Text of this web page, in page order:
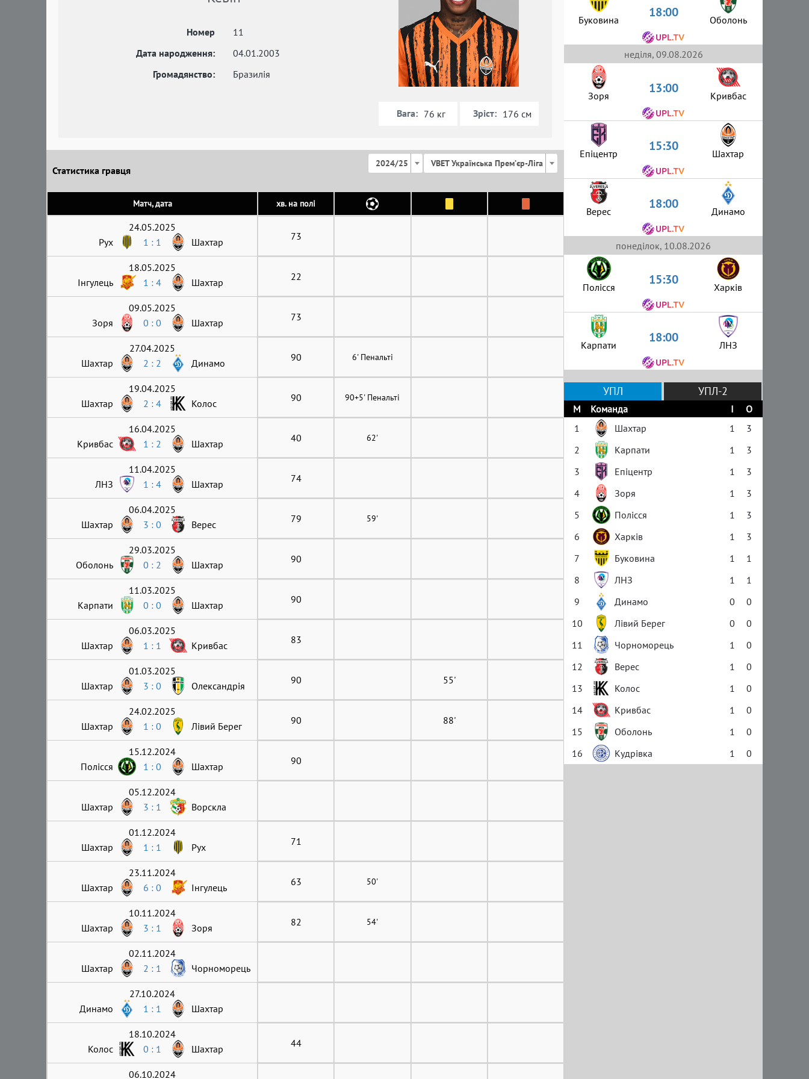
Номер
11
Дата народження:
04.01.2003
Громадянство:
Бразилія
Вага: 76 кг Зріст: 176 см
Статистика гравця
2024/25 VBET Українська Премʼєр-Ліга
Матч, дата хв. на полі
24.05.2025
Рух
1 : 1 Шахтар 73
18.05.2025
Інгулець
1 : 4 Шахтар 22
09.05.2025
Зоря
0 : 0 Шахтар 73
27.04.2025
Шахтар
2 : 2 Динамо 90 6' Пенальті
19.04.2025
Шахтар
2 : 4 Колос 90 90+5' Пенальті
16.04.2025
Кривбас
1 : 2 Шахтар 40 62'
11.04.2025
ЛНЗ
1 : 4 Шахтар 74
06.04.2025
Шахтар
3 : 0 Верес 79 59'
29.03.2025
Оболонь
0 : 2 Шахтар 90
11.03.2025
Карпати
0 : 0 Шахтар 90
06.03.2025
Шахтар
1 : 1 Кривбас 83
01.03.2025
Шахтар
3 : 0 Олександрія 90 55'
24.02.2025
Шахтар
1 : 0 Лівий Берег 90 88'
15.12.2024
Полісся
1 : 0 Шахтар 90
05.12.2024
Шахтар
3 : 1 Ворскла
01.12.2024
Шахтар
1 : 1 Рух 71
23.11.2024
Шахтар
6 : 0 Інгулець 63 50'
10.11.2024
Шахтар
3 : 1 Зоря 82 54'
02.11.2024
Шахтар
2 : 1 Чорноморець
27.10.2024
Динамо
1 : 1 Шахтар
18.10.2024
Колос
0 : 1 Шахтар 44
06.10.2024
Буковина 18:00 Оболонь
неділя, 09.08.2026
Зоря 13:00 Кривбас
Епіцентр 15:30 Шахтар
Верес 18:00 Динамо
понеділок, 10.08.2026
Полісся 15:30 Харків
Карпати 18:00 ЛНЗ
УПЛ УПЛ-2
М Команда І
О
1
Шахтар 1
3
2
Карпати 1
3
3
Епіцентр 1
3
4
Зоря 1
3
5
Полісся 1
3
6
Харків 1
3
7
Буковина 1
1
8
ЛНЗ 1
1
9
Динамо 0
0
10
Лівий Берег 0
0
11
Чорноморець 1
0
12
Верес 1
0
13
Колос 1
0
14
Кривбас 1
0
15
Оболонь 1
0
16
Кудрівка 1 0